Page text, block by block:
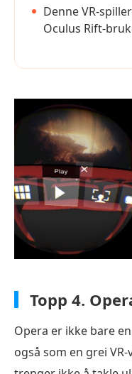
Denne VR-
Oculus Rift-
Topp 4.
Opera er ikke bare
også som en grei